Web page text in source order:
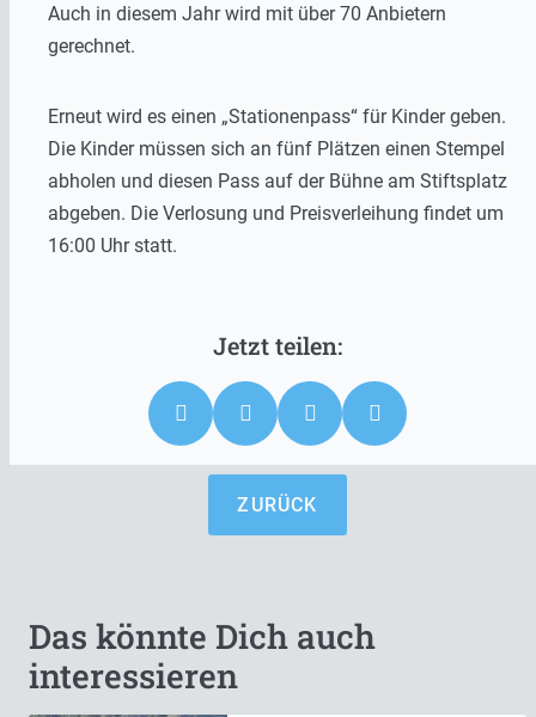
Auch in diesem Jahr wird mit über 70 Anbietern
gerechnet.
Erneut wird es einen „Stationenpass“ für Kinder geben.
Die Kinder müssen sich an fünf Plätzen einen Stempel
abholen und diesen Pass auf der Bühne am Stiftsplatz
abgeben. Die Verlosung und Preisverleihung findet um
16:00 Uhr statt.
ZURÜCK
Das könnte Dich auch
interessieren